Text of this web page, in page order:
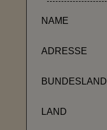
NAME
ADRESSE
BUNDESLAND
LAND